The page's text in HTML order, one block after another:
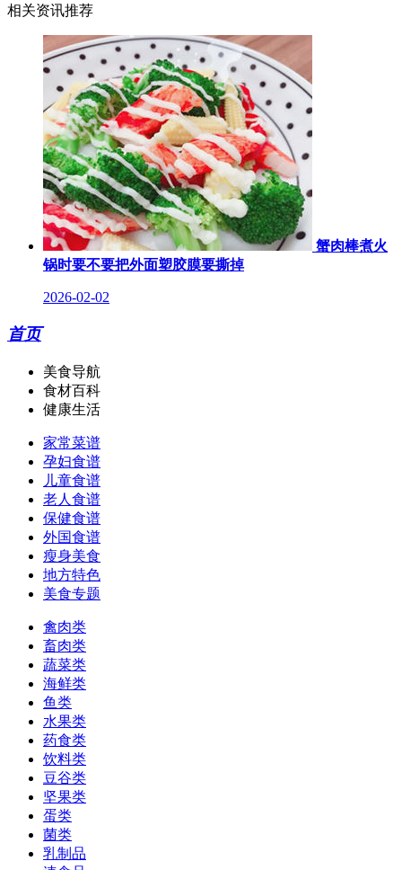
相关资讯推荐
蟹肉棒煮火
锅时要不要把外面塑胶膜要撕掉
2026-02-02
首页
美食导航
食材百科
健康生活
家常菜谱
孕妇食谱
儿童食谱
老人食谱
保健食谱
外国食谱
瘦身美食
地方特色
美食专题
禽肉类
畜肉类
蔬菜类
海鲜类
鱼类
水果类
药食类
饮料类
豆谷类
坚果类
蛋类
菌类
乳制品